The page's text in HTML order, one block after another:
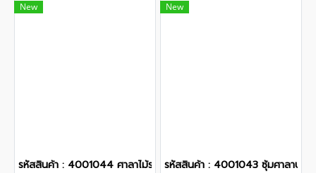
New
รหัสสินค้า : 4001044 ศาลาไม้ระแนง ขนาด 3x3 เมตร
New
รหัสสินค้า : 4001043 ซุ้มศาลาบาห